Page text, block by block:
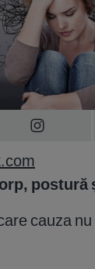
postură
cauza